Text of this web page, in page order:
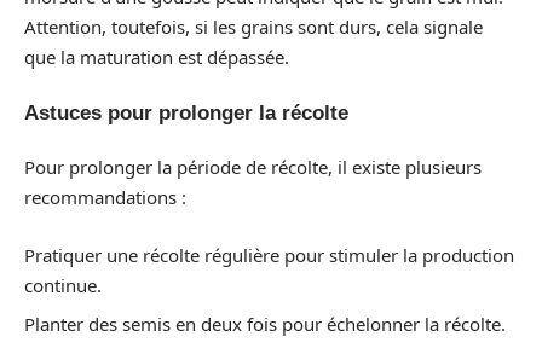
Attention, toutefois, si les grains sont durs, cela signale
que la maturation est dépassée.
Astuces pour prolonger la récolte
Pour prolonger la période de récolte, il existe plusieurs
recommandations :
Pratiquer une récolte régulière pour stimuler la production
continue.
Planter des semis en deux fois pour échelonner la récolte.